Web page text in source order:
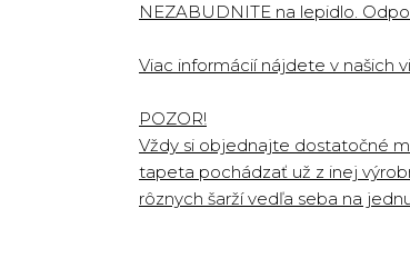
NEZABUDNITE na lepidlo.
Viac informácií nájdete v našich
POZOR!
Vždy si objednajte dostatočné
tapeta pochádzať už z inej
rôznych šarží vedľa seba na